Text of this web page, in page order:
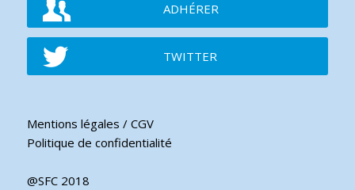
ADHÉRER
TWITTER
Mentions légales / CGV
Politique de confidentialité
@SFC 2018